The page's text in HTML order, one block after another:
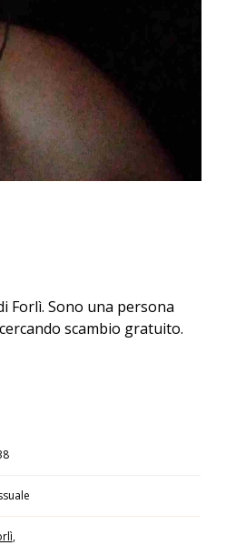
Forlì. Sono una persona
scambio gratuito.
,